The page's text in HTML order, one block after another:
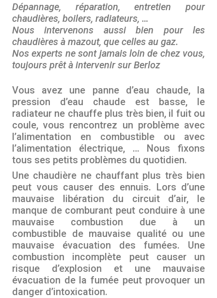
Dépannage, réparation, entretien pour
chaudières, boilers, radiateurs, …
Nous intervenons aussi bien pour les
chaudières à mazout, que celles au gaz.
Nos experts ne sont jamais loin de chez vous,
toujours prêt à intervenir surBerloz
Vous avez une panne d’eau chaude, la
pression d’eau chaude est basse, le
radiateur ne chauffe plus très bien, il fuit ou
coule, vous rencontrez un problème avec
l’alimentation en combustible ou avec
l’alimentation électrique, … Nous fixons
tous ses petits problèmes du quotidien.
Une chaudière ne chauffant plus très bien
peut vous causer des ennuis. Lors d’une
mauvaise libération du circuit d’air, le
manque de comburant peut conduire à une
mauvaise combustion due à un
combustible de mauvaise qualité ou une
mauvaise évacuation des fumées. Une
combustion incomplète peut causer un
risque d’explosion et une mauvaise
évacuation de la fumée peut provoquer un
danger d’intoxication.